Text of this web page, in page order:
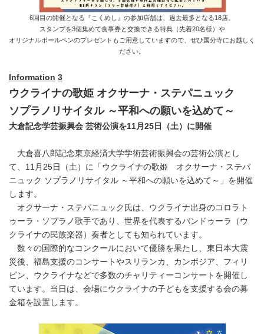
6回目の開催となる『こくめし』の参加店舗は、過去最多となる18店。
スタンプを3個集めて食事券と交換できる特典（先着20名様）や
オリジナルボールペンのプレゼントもご用意していますので、ぜひ国分寺にお越しく
ださい。
Information 3
ウクライナの歌姫 オクサーナ・ステパニュック
ソプラノリサイタル ～平和への願いを込めて～
大倉記念学芸振興会 芸術公演を11 月 25 日（土）に開催
大倉喜八郎記念東京経済大学学術芸術振興会の芸術公演とし
て、11月25日（土）に「ウクライナの歌姫 オクサーナ・ステパ
ニュック ソプラノリサイタル ～平和への願いを込めて～」を開催
します。
オクサーナ・ステパニュック氏は、ウクライナ出身のコロラト
ゥーラ・ソプラノ歌手であり、世界を代表するバンドゥーラ（ウ
クライナの民族楽器）奏者としても知られています。
数々の国際的なコンクールにおいて優勝を果たし、東日本大震
災後、福島支援のコンサートやスリランカ、カンボジア、フィリ
ピン、ウクライナなどで多数のチャリティーコンサートを開催し
ています。当日は、会場にウクライナの子どもを支援する会の募
金箱を設置します。